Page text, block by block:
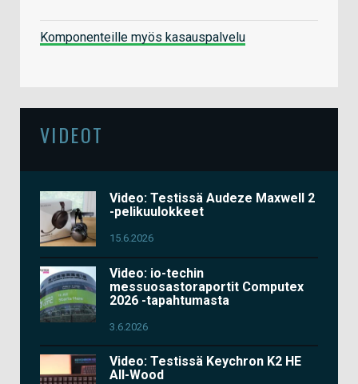
Komponenteille myös kasauspalvelu
VIDEOT
Video: Testissä Audeze Maxwell 2
-pelikuulokkeet
15.6.2026
Video: io-techin
messuosastoraportit Computex
2026 -tapahtumasta
3.6.2026
Video: Testissä Keychron K2 HE
All-Wood